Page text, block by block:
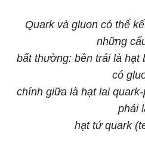
Quark và gluon có thể
những
bất thường: bên trái là hạt
có
chính giữa là hạt lai
phải
hạt tứ quark